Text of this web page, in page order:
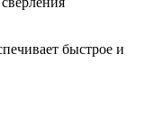
быстрое и